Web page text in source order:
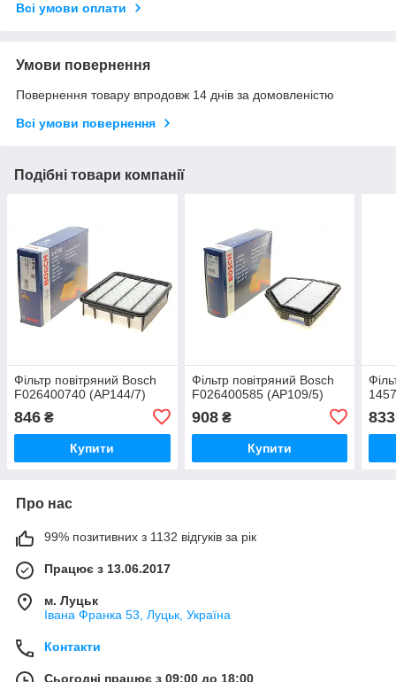
Всі умови оплати
Умови повернення
Повернення товару впродовж 14 днів за домовленістю
Всі умови повернення
Подібні товари компанії
Фільтр повітряний Bosch
F026400740 (AP144/7)
846 ₴
Купити
Фільтр повітряний Bosch
F026400585 (AP109/5)
908₴
Купити
833
Про нас
99% позитивних з 1132 відгуків за рік
Працює з 13.06.2017
м. Луцьк
Івана Франка 53, Луцьк, Україна
Контакти
Сьогодні працює з 09:00 до 18:00